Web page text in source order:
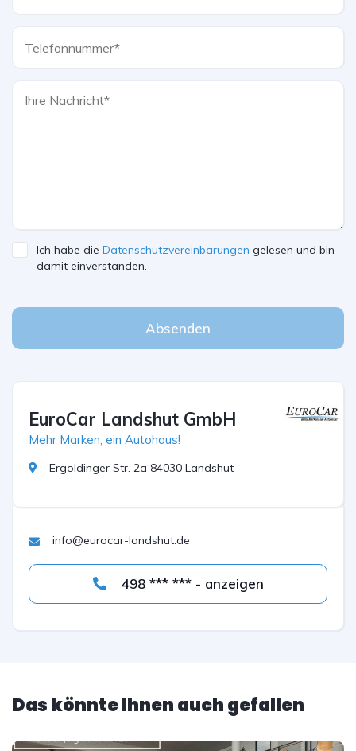
Ich habe die Datenschutzvereinbarungen gelesen und bin
damit einverstanden.
Absenden
EuroCar Landshut GmbH
Mehr Marken, ein Autohaus!
Ergoldinger Str. 2a 84030 Landshut
info@eurocar-landshut.de
498 *** *** - anzeigen
Das könnte Ihnen auch gefallen